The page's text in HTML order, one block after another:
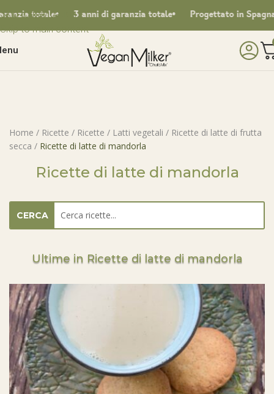
Skip to navigation
Skip to main content
totale 3 anni di garanzia totale Progettato in Spagna
Home / Ricette / Ricette / Latti vegetali / Ricette di latte di frutta
secca / Ricette di latte di mandorla
Ricette di latte di mandorla
CERCA
Ultime in Ricette di latte di mandorla